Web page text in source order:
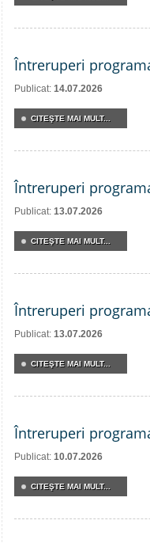
Întreruperi
Publicat: 14.07.2026
CITEŞTE MAI MULT...
Întreruperi
Publicat: 13.07.2026
CITEŞTE MAI MULT...
Întreruperi
Publicat: 13.07.2026
CITEŞTE MAI MULT...
Întreruperi
Publicat: 10.07.2026
CITEŞTE MAI MULT...